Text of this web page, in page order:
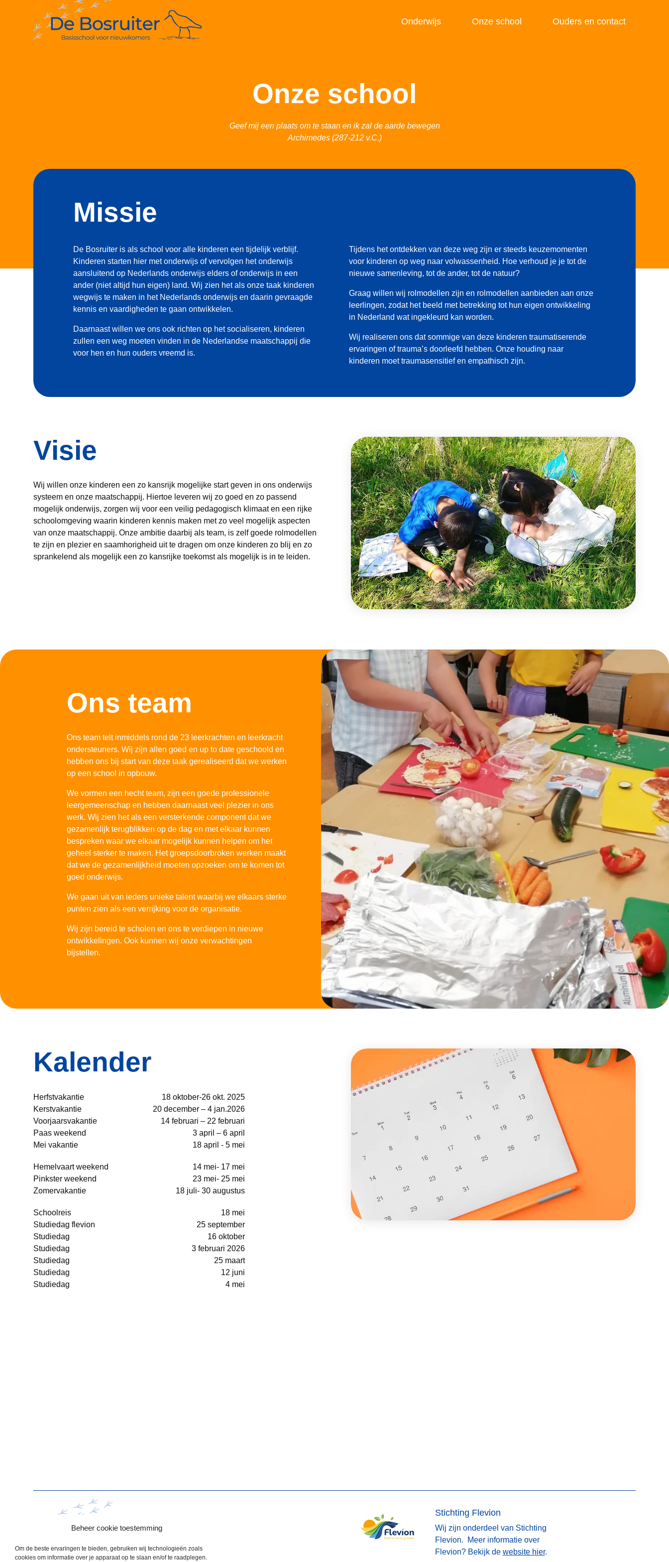
Beheer cookie toestemming
Om de beste ervaringen te bieden, gebruiken wij technologieën zoals
cookies om informatie over je apparaat op te slaan en/of te raadplegen.
Onderwijs Onze school Ouders en contact
Onze school
Geef mij een plaats om te staan en ik zal de aarde bewegen
Archimedes (287-212 v.C.)
Missie
De Bosruiter is als school voor alle kinderen een tijdelijk verblijf.
Kinderen starten hier met onderwijs of vervolgen het onderwijs
aansluitend op Nederlands onderwijs elders of onderwijs in een
ander (niet altijd hun eigen) land. Wij zien het als onze taak kinderen
wegwijs te maken in het Nederlands onderwijs en daarin gevraagde
kennis en vaardigheden te gaan ontwikkelen.
Daarnaast willen we ons ook richten op het socialiseren, kinderen
zullen een weg moeten vinden in de Nederlandse maatschappij die
voor hen en hun ouders vreemd is.
Tijdens het ontdekken van deze weg zijn er steeds keuzemomenten
voor kinderen op weg naar volwassenheid. Hoe verhoud je je tot de
nieuwe samenleving, tot de ander, tot de natuur?
Graag willen wij rolmodellen zijn en rolmodellen aanbieden aan onze
leerlingen, zodat het beeld met betrekking tot hun eigen ontwikkeling
in Nederland wat ingekleurd kan worden.
Wij realiseren ons dat sommige van deze kinderen traumatiserende
ervaringen of trauma’s doorleefd hebben. Onze houding naar
kinderen moet traumasensitief en empathisch zijn.
Visie
Wij willen onze kinderen een zo kansrijk mogelijke start geven in ons onderwijs
systeem en onze maatschappij. Hiertoe leveren wij zo goed en zo passend
mogelijk onderwijs, zorgen wij voor een veilig pedagogisch klimaat en een rijke
schoolomgeving waarin kinderen kennis maken met zo veel mogelijk aspecten
van onze maatschappij. Onze ambitie daarbij als team, is zelf goede rolmodellen
te zijn en plezier en saamhorigheid uit te dragen om onze kinderen zo blij en zo
sprankelend als mogelijk een zo kansrijke toekomst als mogelijk is in te leiden.
Ons team
Ons team telt inmiddels rond de 23 leerkrachten en leerkracht
ondersteuners. Wij zijn allen goed en up to date geschoold en
hebben ons bij start van deze taak gerealiseerd dat we werken
op een school in opbouw.
We vormen een hecht team, zijn een goede professionele
leergemeenschap en hebben daarnaast veel plezier in ons
werk. Wij zien het als een versterkende component dat we
gezamenlijk terugblikken op de dag en met elkaar kunnen
bespreken waar we elkaar mogelijk kunnen helpen om het
geheel sterker te maken. Het groepsdoorbroken werken maakt
dat we de gezamenlijkheid moeten opzoeken om te komen tot
goed onderwijs.
We gaan uit van ieders unieke talent waarbij we elkaars sterke
punten zien als een verrijking voor de organisatie.
Wij zijn bereid te scholen en ons te verdiepen in nieuwe
ontwikkelingen. Ook kunnen wij onze verwachtingen
bijstellen.
Kalender
Herfstvakantie
18 oktober-26 okt. 2025
Kerstvakantie
20 december – 4 jan.2026
Voorjaarsvakantie
14 februari – 22 februari
Paas weekend
3 april – 6 april
Mei vakantie
18 april - 5 mei
Hemelvaart weekend
14 mei- 17 mei
Pinkster weekend
23 mei- 25 mei
Zomervakantie
18 juli- 30 augustus
Schoolreis
18 mei
Studiedag flevion
25 september
Studiedag
16 oktober
Studiedag
3 februari 2026
Studiedag
25 maart
Studiedag
12 juni
Studiedag
4 mei
Stichting Flevion
Wij zijn onderdeel van Stichting
Flevion. Meer informatie over
Flevion? Bekijk de website hier.